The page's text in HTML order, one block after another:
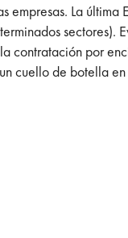
La última
sectores).
contratación por
cuello de botella